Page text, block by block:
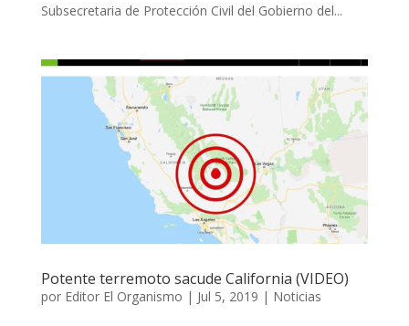
Subsecretaria de Protección Civil del Gobierno del...
Potente terremoto sacude California (VIDEO)
por Editor El Organismo | Jul 5, 2019 | Noticias